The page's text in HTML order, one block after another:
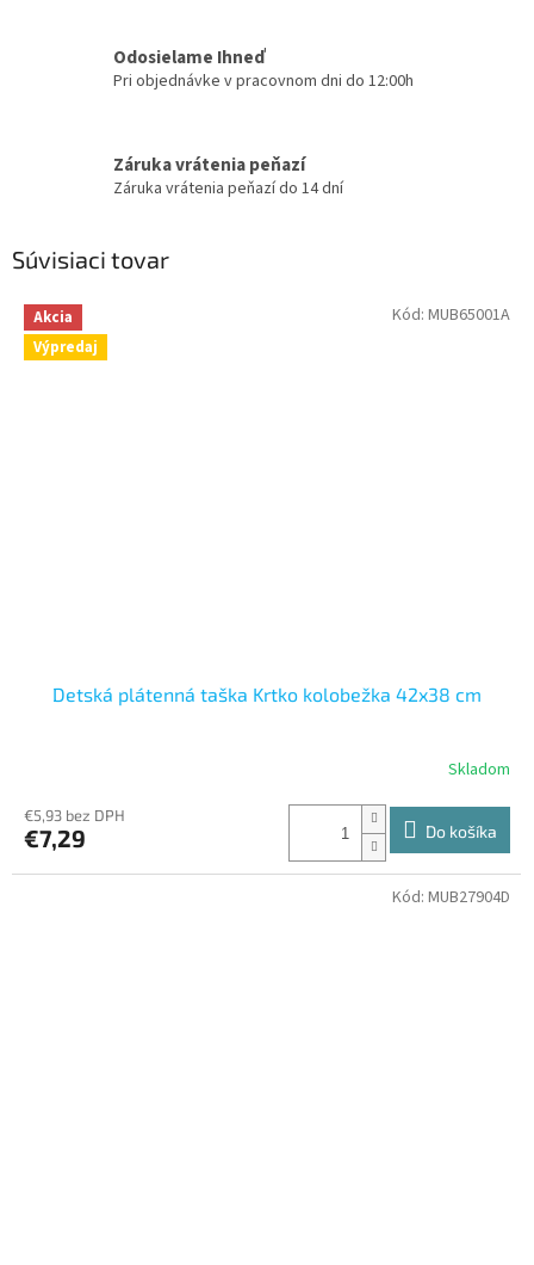
Odosielame Ihneď
Pri objednávke v pracovnom dni do 12:00h
Záruka vrátenia peňazí
Záruka vrátenia peňazí do 14 dní
Súvisiaci tovar
Akcia
Výpredaj
Detská plátenná taška Krtko kolobežka 42x38 cm
Skladom
€5,93 bez DPH
€7,29 Do košíka
Kód: MUB65001A
Kód: MUB27904D